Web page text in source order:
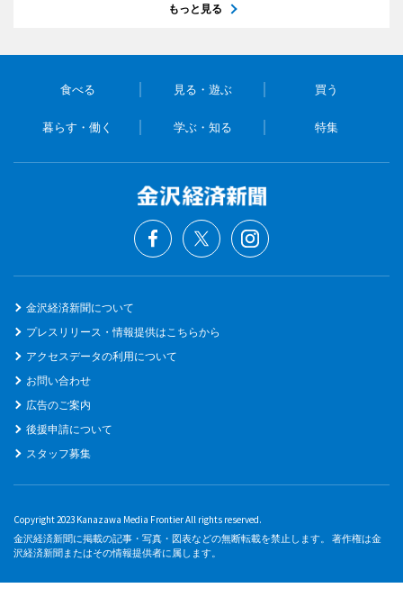
もっと見る
食べる 見る・遊ぶ 買う
暮らす・働く 学ぶ・知る 特集
金沢経済新聞について
プレスリリース・情報提供はこちらから
アクセスデータの利用について
お問い合わせ
広告のご案内
後援申請について
スタッフ募集
Copyright 2023 Kanazawa Media Frontier All rights reserved.
金沢経済新聞に掲載の記事・写真・図表などの無断転載を禁止します。 著作権は金
沢経済新聞またはその情報提供者に属します。